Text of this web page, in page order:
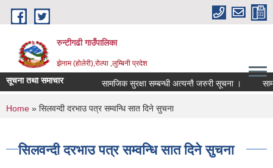
Skip to main content
रुन्टीगढी गाउँपालिका
झेनाम (होलेरी),रोल्पा ,लुम्बिनी प्रदेश
सूचना तथा समाचार सामजिक सुरक्षा सम्बन्धी अत्यन्तै जरुरी सूचना ।
You are here
Home » सिलवन्दी दरभाउ पत्र सम्वन्धि सात दिने सुचना
सिलवन्दी दरभाउ पत्र सम्वन्धि सात दिने सुचना